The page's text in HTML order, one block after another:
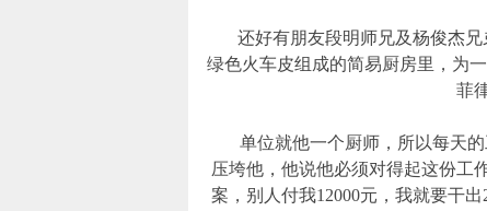
还好有朋友段明师兄及杨俊杰兄
绿色火车皮组成的简易厨房里，为
菲
单位就他一个厨师，所以每天的
压垮他，他说他必须对得起这份工
案，别人付我12000元，我就要干